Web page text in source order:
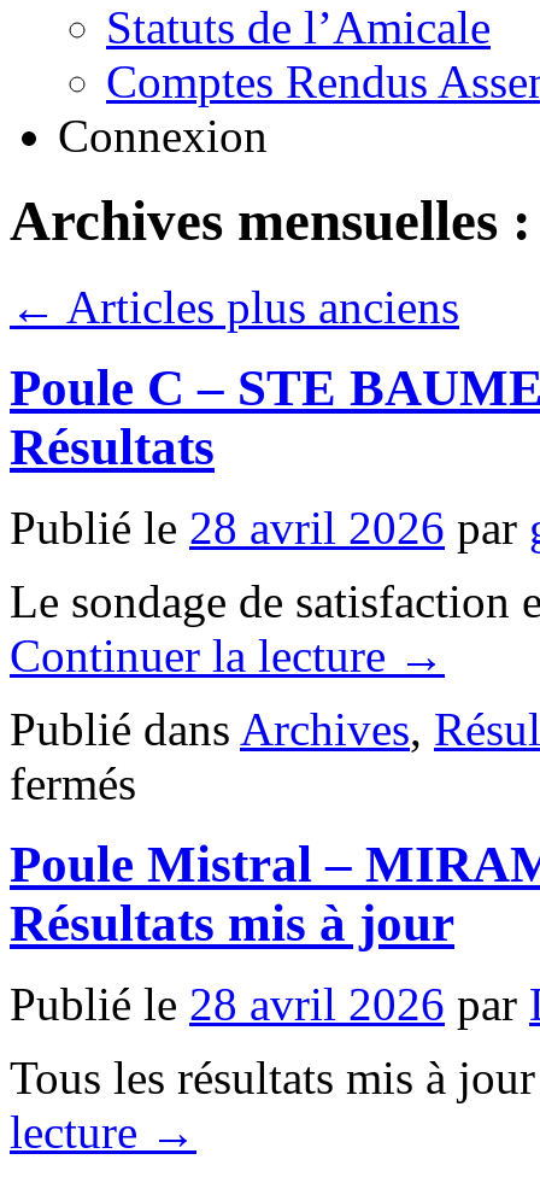
Statuts de l’Amicale
Comptes Rendus
Connexion
Archives mensuelles
← Articles plus anciens
Poule C – STE
Résultats
Publié le 28 avril 2026 par
Le sondage de satisfaction
Continuer la lecture →
Publié dans Archives,
fermés
STE
BAUME
–
mardi
28
Résultats
Poule Mistral –
Résultats mis à jour
Publié le 28 avril 2026 par
Tous les résultats mis à
lecture →